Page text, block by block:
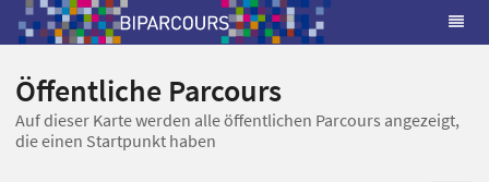
Öffentliche Parcours
Auf dieser Karte werden alle öffentlichen Parcours angezeigt,
die einen Startpunkt haben